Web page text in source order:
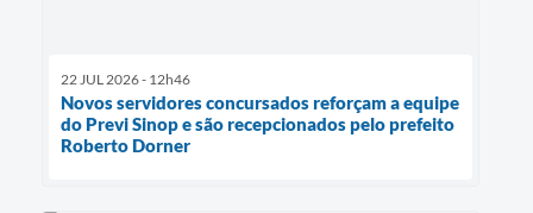
22 JUL 2026 - 12h46
Novos servidores concursados reforçam a equipe
do Previ Sinop e são recepcionados pelo prefeito
Roberto Dorner